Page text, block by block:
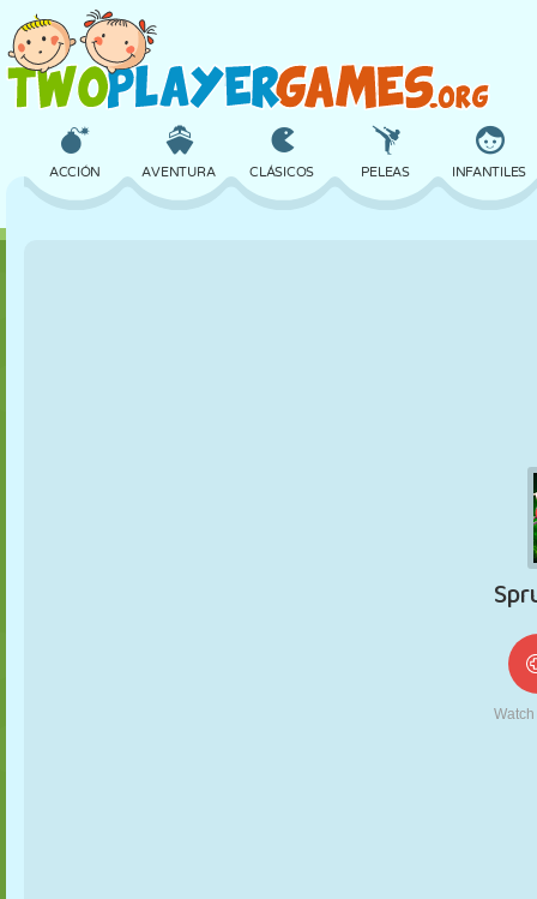
ACCIÓN AVENTURA CLÁSICOS PELEAS INFANTILES
LABERINTOS
TRES EN RAYA